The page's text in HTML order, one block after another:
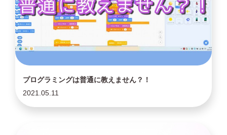
プログラミングは普通に教えません？！
2021.05.11